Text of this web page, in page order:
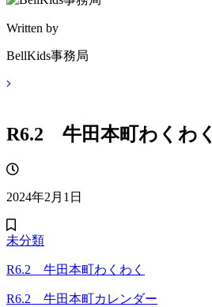
Written by
BellKids事務局
R6.2 牛田本町わくわく
2024年2月1日
未分類
R6.2 牛田本町わくわく
R6.2 牛田本町カレンダー